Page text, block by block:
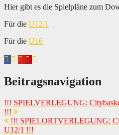
Hier gibt es die Spielpläne zum
Für die U12/1
Für die U16
Beitragsnavigation
!!! SPIELVERLEGUNG:
!!!
!!! SPIELORTVERLEGUNG:
U12/1 !!!